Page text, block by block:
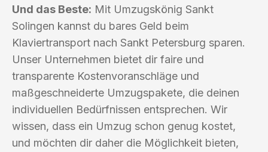
Und das Beste: Mit Umzugskönig Sankt
Solingen kannst du bares Geld beim
Klaviertransport nach Sankt Petersburg sparen.
Unser Unternehmen bietet dir faire und
transparente Kostenvoranschläge und
maßgeschneiderte Umzugspakete, die deinen
individuellen Bedürfnissen entsprechen. Wir
wissen, dass ein Umzug schon genug kostet,
und möchten dir daher die Möglichkeit bieten,